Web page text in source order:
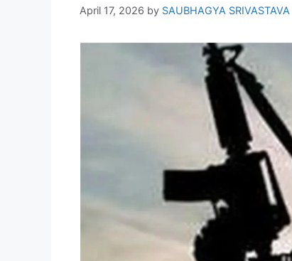
April 17, 2026 by SAUBHAGYA SRIVASTAVA